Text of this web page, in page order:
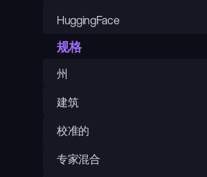
HuggingFace
规格
州
建筑
校准的
专家混合